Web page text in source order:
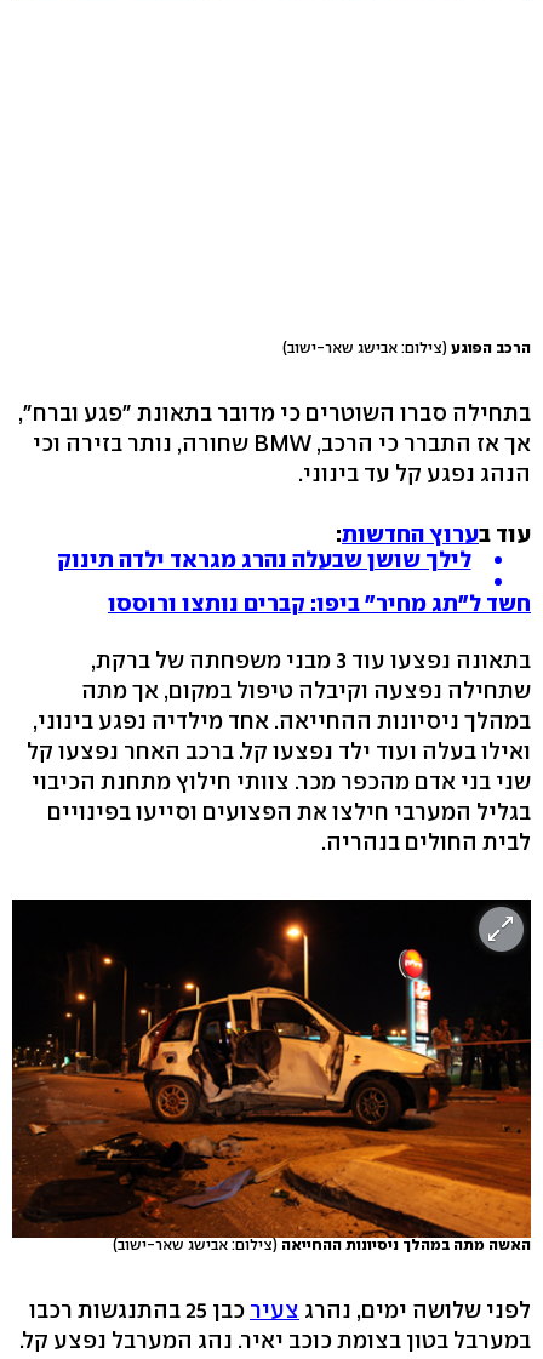
הרכב הפוגע (צילום: אבישג שאר-ישוב)
בתחילה סברו השוטרים כי מדובר בתאונת "פגע וברח",
אך אז התברר כי הרכב, BMW שחורה, נותר בזירה וכי
הנהג נפגע קל עד בינוני.
עוד בערוץ החדשות:
לילך שושן שבעלה נהרג מגראד ילדה תינוק
חשד ל"תג מחיר" ביפו: קברים נותצו ורוססו
בתאונה נפצעו עוד 3 מבני משפחתה של ברקת,
שתחילה נפצעה וקיבלה טיפול במקום, אך מתה
במהלך ניסיונות ההחייאה. אחד מילדיה נפגע בינוני,
ואילו בעלה ועוד ילד נפצעו קל. ברכב האחר נפצעו קל
שני בני אדם מהכפר מכר. צוותי חילוץ מתחנת הכיבוי
בגליל המערבי חילצו את הפצועים וסייעו בפינויים
לבית החולים בנהריה.
האשה מתה במהלך ניסיונות ההחייאה (צילום: אבישג שאר-ישוב)
לפני שלושה ימים, נהרג צעיר
כבן 25 בהתנגשות רכבו
במערבל בטון בצומת כוכב יאיר. נהג המערבל נפצע קל.